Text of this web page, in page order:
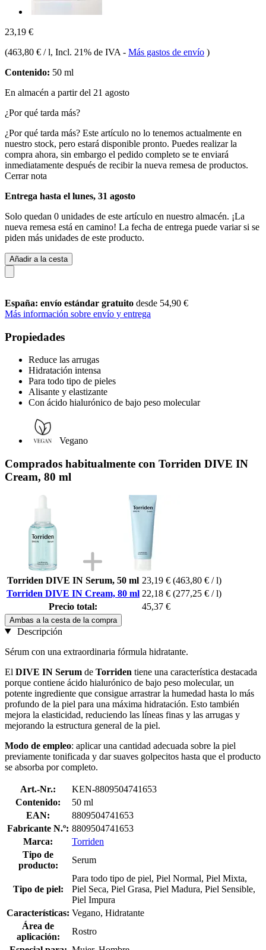
23,19 €
(463,80 € / l, Incl. 21% de IVA - Más gastos de envío )
Contenido: 50 ml
En almacén a partir del 21 agosto
¿Por qué tarda más?
¿Por qué tarda más? Este artículo no lo tenemos actualmente en
nuestro stock, pero estará disponible pronto. Puedes realizar la
compra ahora, sin embargo el pedido completo se te enviará
inmediatamente después de recibir la nueva remesa de productos.
Cerrar nota
Entrega hasta el lunes, 31 agosto
Solo quedan 0 unidades de este artículo en nuestro almacén. ¡La
nueva remesa está en camino! La fecha de entrega puede variar si se
piden más unidades de este producto.
Añadir a la cesta
España: envío estándar gratuito desde 54,90 €
Más información sobre envío y entrega
Propiedades
Reduce las arrugas
Hidratación intensa
Para todo tipo de pieles
Alisante y elastizante
Con ácido hialurónico de bajo peso molecular
Vegano
Comprados habitualmente con Torriden DIVE IN
Cream, 80 ml
Torriden DIVE IN Serum, 50 ml 23,19 € (463,80 € / l)
Torriden DIVE IN Cream, 80 ml 22,18 € (277,25 € / l)
Precio total:
45,37 €
Ambas a la cesta de la compra
Descripción
Sérum con una extraordinaria fórmula hidratante.
El DIVE IN Serum de Torriden tiene una característica destacada
porque contiene ácido hialurónico de bajo peso molecular, un
potente ingrediente que consigue arrastrar la humedad hasta lo más
profundo de la piel para una máxima hidratación. Esto también
mejora la elasticidad, reduciendo las líneas finas y las arrugas y
mejorando la estructura general de la piel.
Modo de empleo: aplicar una cantidad adecuada sobre la piel
previamente tonificada y dar suaves golpecitos hasta que el producto
se absorba por completo.
Art.-Nr.:
KEN-8809504741653
Contenido:
50 ml
EAN:
8809504741653
Fabricante N.º: 8809504741653
Marca:
Torriden
Tipo de
producto:
Serum
Tipo de piel:
Para todo tipo de piel, Piel Normal, Piel Mixta,
Piel Seca, Piel Grasa, Piel Madura, Piel Sensible,
Piel Impura
Características: Vegano, Hidratante
Área de
aplicación:
Rostro